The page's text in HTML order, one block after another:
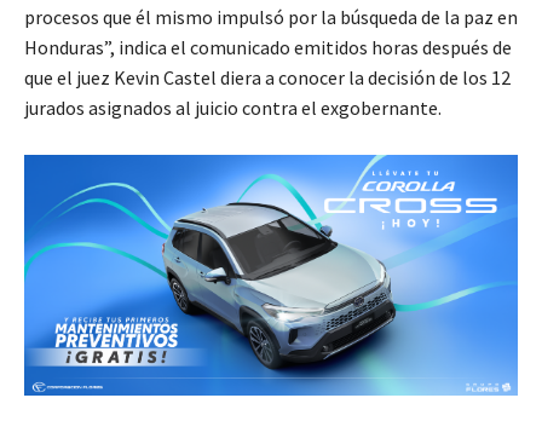
procesos que él mismo impulsó por la búsqueda de la paz en
Honduras”, indica el comunicado emitidos horas después de
que el juez Kevin Castel diera a conocer la decisión de los 12
jurados asignados al juicio contra el exgobernante.